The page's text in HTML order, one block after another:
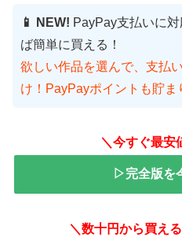
📱 NEW! PayPay支払いに
ば簡単に買える！
欲しい作品を選んで、支払
け！PayPayポイントも貯ま
＼今すぐ最安
▷完全版を
＼数十円から買え